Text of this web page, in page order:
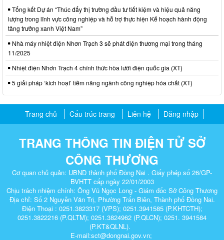
Tổng kết Dự án “Thúc đẩy thị trường đầu tư tiết kiệm và hiệu quả năng
lượng trong lĩnh vực công nghiệp và hỗ trợ thực hiện Kế hoạch hành động
tăng trưởng xanh Việt Nam”
Nhà máy nhiệt điện Nhơn Trạch 3 sẽ phát điện thương mại trong tháng
11/2025
Nhiệt điện Nhơn Trạch 4 chính thức hòa lưới điện quốc gia (XT)
5 giải pháp ‘kích hoạt’ tiềm năng ngành công nghiệp hóa chất (XT)
Trang chủ Cấu trúc trang Liên hệ Đăng nhập
TRANG THÔNG TIN ĐIỆN TỬ SỞ
CÔNG THƯƠNG
Cơ quan chủ quản: UBND thành phố Đồng Nai . Giấy phép số 26/GP-
BVHTT cấp ngày 22/01/2003
Chịu trách nhiệm chính: Ông Vũ Ngọc Long - Giám đốc Sở Công Thương
Địa chỉ: Số 2 Nguyễn Văn Trị, Phường Trấn Biên, Thành phố Đồng Nai.
Điện Thoại : 0251.3823317 (VPS); 0251.3941585 (P.KHTCTH);
0251.3822216 (P.QLTM); 0251.3824962 (P.QLCN); 0251. 3941584
(P.KT&QLNL).
E-mail:sct@dongnai.gov.vn;